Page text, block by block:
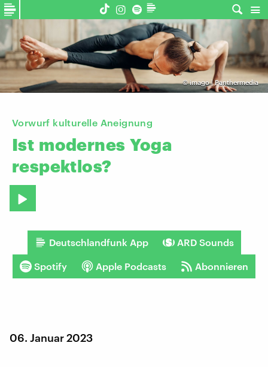
©imago | Panthermedia
Vorwurf kulturelle Aneignung
Ist modernes Yoga
respektlos?
Deutschlandfunk App ARD Sounds
Spotify Apple Podcasts Abonnieren
06. Januar 2023